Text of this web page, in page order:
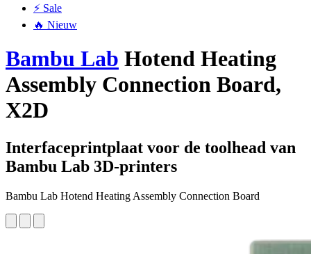
⚡ Sale
🔥 Nieuw
Bambu Lab Hotend Heating
Assembly Connection Board,
X2D
Interfaceprintplaat voor de toolhead van
Bambu Lab 3D-printers
Bambu Lab Hotend Heating Assembly Connection Board